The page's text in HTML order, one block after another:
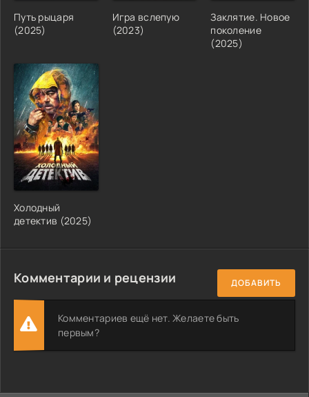
Путь рыцаря
(2025)
Игра вслепую
(2023)
Заклятие. Новое
поколение
(2025)
Холодный
детектив (2025)
Комментарии и рецензии ДОБАВИТЬ
Комментариев ещё нет. Желаете быть
первым?